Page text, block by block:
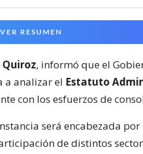
VER RESUMEN
Quiroz, informó que el
a analizar el Estatuto
con los esfuerzos de
será encabezada
de distintos